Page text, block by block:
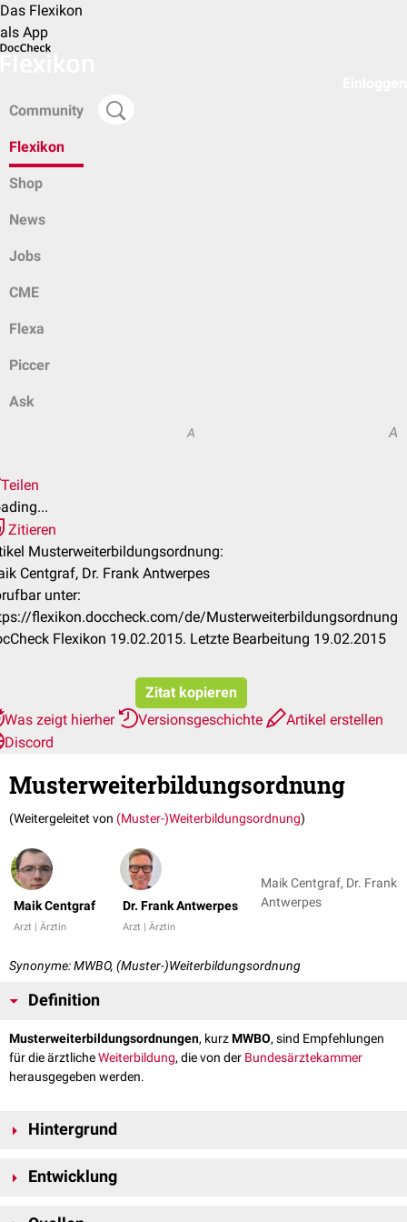
Das Flexikon
als App
Community
Flexikon
Shop
News
Jobs
CME
Flexa
Piccer
Ask
A A
Teilen
Zitieren
Musterweiterbildungsordnung:
Centgraf, Dr. Frank Antwerpes
unter:
flexikon.doccheck.com/de/Musterweiterbildungsordnung
Flexikon 19.02.2015. Letzte Bearbeitung 19.02.2015
Zitat kopieren
Was zeigt hierher
Versionsgeschichte
Artikel erstellen
Discord
Musterweiterbildungsordnung
(Weitergeleitet von (Muster-)Weiterbildungsordnung)
Maik Centgraf
Arzt | Ärztin
Dr. Frank Antwerpes
Arzt | Ärztin
Maik Centgraf, Dr. Frank
Antwerpes
Synonyme: MWBO, (Muster-)Weiterbildungsordnung
Definition
Musterweiterbildungsordnungen, kurzMWBO, sind Empfehlungen
für die ärztlicheWeiterbildung, die von der Bundesärztekammer
herausgegeben werden.
Hintergrund
Zusatzbezeichnung) wird in Deutschland durch die jeweiligen
Rechts überwacht. Hierfür stellt das jeweilige Landesprüfungsamt eine
Entwicklung